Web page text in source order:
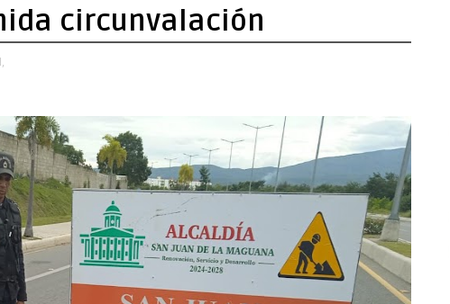
circunvalación